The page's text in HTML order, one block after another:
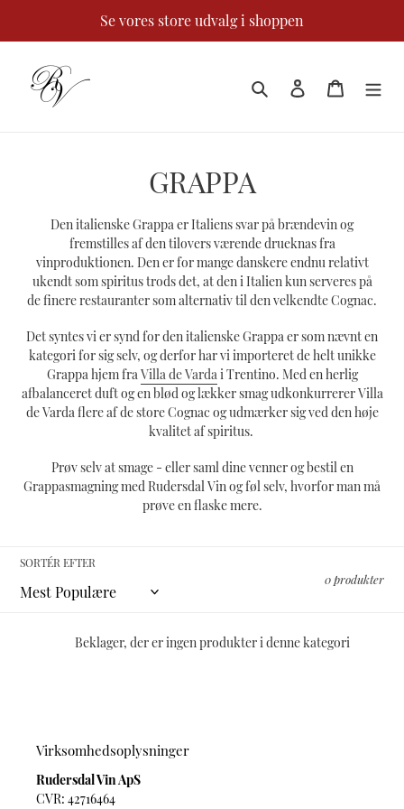
Se vores store udvalg i shoppen
Log ind Kurv
K
a
t
e
g
o
r
i
:
GRAPPA
Den italienske Grappa er Italiens svar på brændevin og
fremstilles af den tilovers værende drueknas fra
vinproduktionen. Den er for mange danskere endnu relativt
ukendt som spiritus trods det, at den i Italien kun serveres på
de finere restauranter som alternativ til den velkendte Cognac.
Det syntes vi er synd for den italienske Grappa er som nævnt en
kategori for sig selv, og derfor har vi importeret de helt unikke
Grappa hjem fraVilla de Vardai Trentino. Med en herlig
afbalanceret duft og en blød og lækker smag udkonkurrerer Villa
de Varda flere af de store Cognac og udmærker sig ved den høje
kvalitet af spiritus.
Prøv selv at smage - eller saml dine venner og bestil en
Grappasmagning med Rudersdal Vin og føl selv, hvorfor man må
prøve en flaske mere.​
SORTÉR EFTER
0 produkter
Beklager, der er ingen produkter i denne kategori
Virksomhedsoplysninger
Rudersdal Vin ApS
CVR: 42716464